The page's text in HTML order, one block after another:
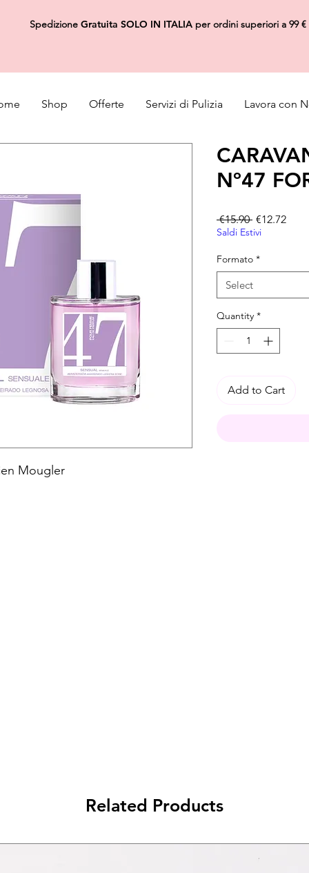
Spedizione Gratuita SOLO IN ITALIAper ordini superiori a 99 €
Shop Offerte Servizi di Pulizia Lavora con
Mougler
Nº47
€15.90 Regular Price
€12.72Sale
Saldi Estivi
Formato *
Select
Quantity *
Add to Cart
Related Products